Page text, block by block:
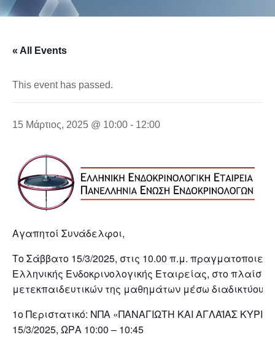
« All Events
This event has passed.
15 Μάρτιος, 2025 @ 10:00 - 12:00
Αγαπητοί Συνάδελφοι,
Το Σάββατο 15/3/2025, στις 10.00 π.μ.
Ελληνικής Ενδοκρινολογικής Εταιρείας, στο πλαίσιο
μετεκπαιδευτικών της μαθημάτων μέσω διαδικτύου
1ο Περιστατικό: ΝΠΑ «ΠΑΝΑΓΙΩΤΗ ΚΑΙ ΑΓΛΑΪΑΣ
15/3/2025, ΩΡΑ 10:00 – 10:45